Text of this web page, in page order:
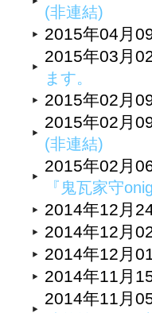
(非連結)
2015年04月
2015年03月
ます。
2015年02月
2015年02月
(非連結)
2015年02月
『鬼瓦家守
2014年12月
2014年12月
2014年12月
2014年11月
2014年11月